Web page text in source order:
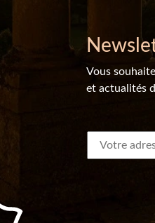
Vous
et actualités